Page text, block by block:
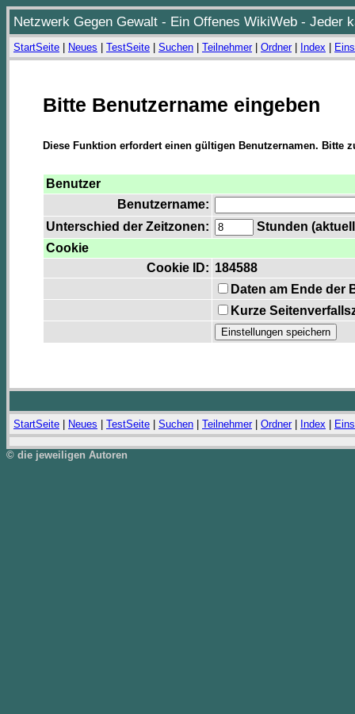
Netzwerk Gegen Gewalt - Ein Offenes WikiWeb - Jeder
StartSeite Neues TestSeite Suchen Teilnehmer| Ordner| Index
Bitte Benutzername eingeben
Diese Funktion erfordert einen gültigen Benutzernamen. Bitte
Benutzer
Benutzername:
Unterschied der Zeitzonen:
Stunden
Cookie
Cookie ID: 184588
Daten am Ende der
Kurze
StartSeite Neues TestSeite Suchen Teilnehmer| Ordner| Index
© die jeweiligen Autoren